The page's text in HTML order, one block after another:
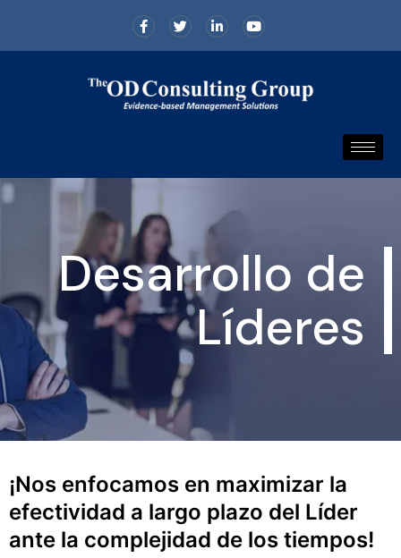
Desarrollo de
Líderes
¡Nos enfocamos en maximizar la
efectividad a largo plazo del Líder
ante la complejidad de los tiempos!